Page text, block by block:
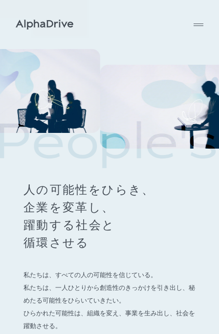
人の可能性をひらき、
企業を変革し、
躍動する社会と
循環させる
私たちは、すべての人の可能性を信じている。
私たちは、一人ひとりから創造性のきっかけを引き出し、 秘
めたる可能性をひらいていきたい。
ひらかれた可能性は、組織を変え、事業を生み出し、社会を
躍動させる。